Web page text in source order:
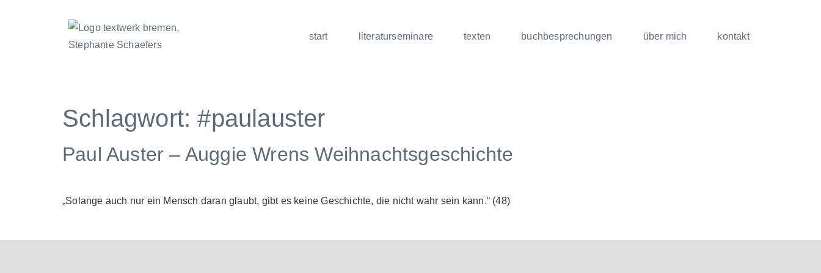
start literaturseminare texten buchbesprechungen über mich kontakt
Schlagwort:#paulauster
Paul Auster – Auggie Wrens Weihnachtsgeschichte
„Solange auch nur ein Mensch daran glaubt, gibt es keine Geschichte, die nicht wahr sein kann.“ (48)